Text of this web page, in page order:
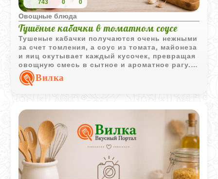
743 0 0
Овощные блюда
Тушёные кабачки в томатном соусе
Тушеные кабачки получаются очень нежными
за счет томления, а соус из томата, майонеза
и яиц окутывает каждый кусочек, превращая
овощную смесь в сытное и ароматное рагу.
Чеснок придает легкую пикантность, делая
вкус более глубоким и выразительным.
Вилка